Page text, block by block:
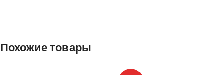
Похожие товары